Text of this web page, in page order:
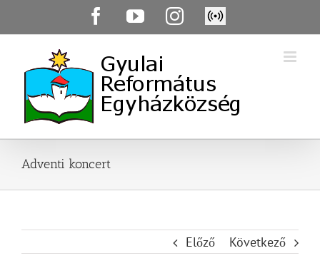
FacebookYouTubeInstagram
Élő
közvetítés
Adventi koncert
Előző Következő